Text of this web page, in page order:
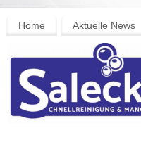
Home Aktuelle News